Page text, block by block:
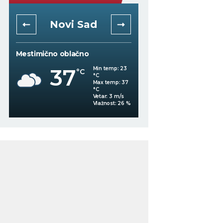
Niš
Mestimično oblačno
34
Min temp: 22
°C
Max temp: 36
°C
Vetar: 7 m/s
Vlažnost: 32 %